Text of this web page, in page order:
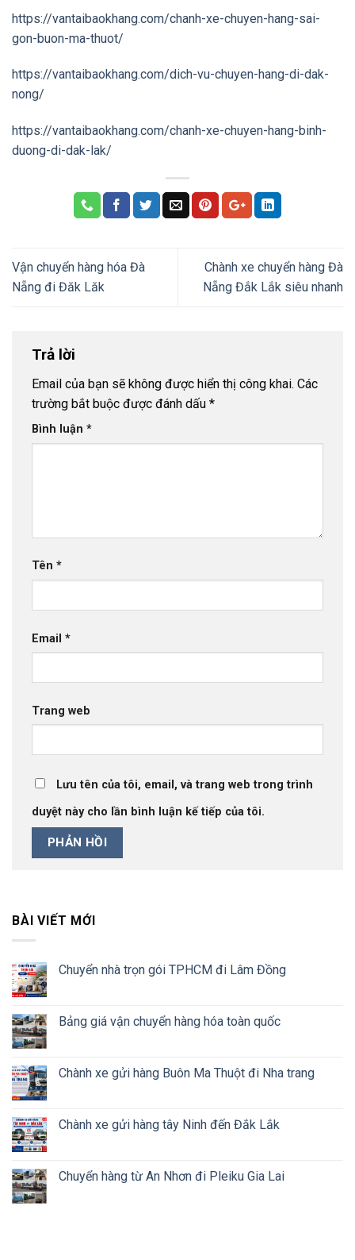
https://vantaibaokhang.com/chanh-xe-chuyen-hang-sai-
gon-buon-ma-thuot/
https://vantaibaokhang.com/dich-vu-chuyen-hang-di-dak-
nong/
https://vantaibaokhang.com/chanh-xe-chuyen-hang-binh-
duong-di-dak-lak/
Vận chuyển hàng hóa Đà
Nẵng đi Đăk Lăk
Chành xe chuyển hàng Đà
Nẵng Đắk Lắk siêu nhanh
Trả lời
Email của bạn sẽ không được hiển thị công khai. Các
trường bắt buộc được đánh dấu *
Bình luận *
Tên *
Email *
Trang web
Lưu tên của tôi, email, và trang web trong trình
duyệt này cho lần bình luận kế tiếp của tôi.
BÀI VIẾT MỚI
Chuyển nhà trọn gói TPHCM đi Lâm Đồng
Bảng giá vận chuyển hàng hóa toàn quốc
Chành xe gửi hàng Buôn Ma Thuột đi Nha trang
Chành xe gửi hàng tây Ninh đến Đắk Lắk
Chuyển hàng từ An Nhơn đi Pleiku Gia Lai